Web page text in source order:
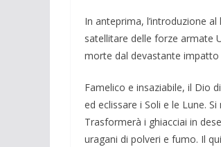
In anteprima, l’introduzione
satelli­tare delle forze armate
morte dal deva­stante
Famelico e insaziabile, il Dio
ed eclis­sare i Soli e le Lune.
Trasfor­merà i ghiacciai in
uragani di polveri e fumo. Il